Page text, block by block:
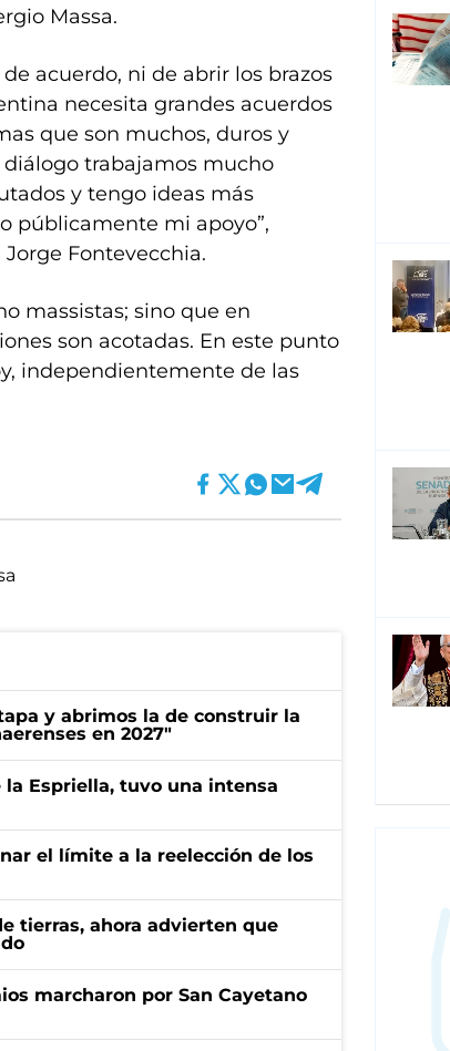
Massa.
acuerdo, ni de abrir los brazos
necesita grandes acuerdos
que son muchos, duros y
trabajamos mucho
y tengo ideas más
públicamente mi apoyo”,
Fontevecchia.
massistas; sino que en
son acotadas. En este punto
independientemente de las
y abrimos la de construir la
en 2027"
Espriella, tuvo una intensa
el límite a la reelección de los
tierras, ahora advierten que
marcharon por San Cayetano